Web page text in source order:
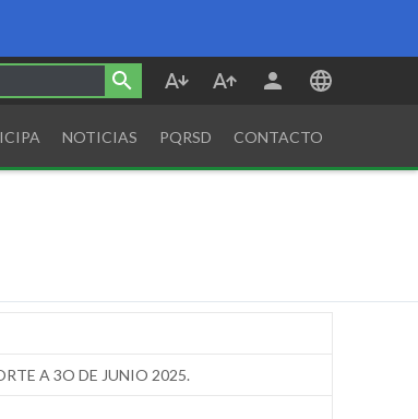
NOTICIAS PQRSD CONTACTO
A 3O DE JUNIO 2025.